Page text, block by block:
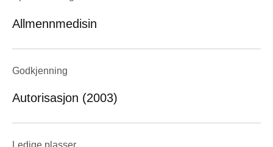
Allmennmedisin
Godkjenning
Autorisasjon (2003)
Ledige plasser